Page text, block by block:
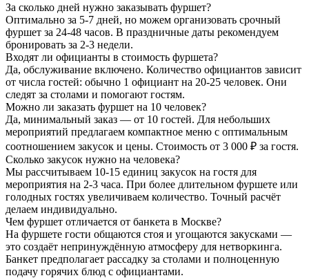
За сколько дней нужно заказывать фуршет?
Оптимально за 5-7 дней, но можем организовать срочный
фуршет за 24-48 часов. В праздничные даты рекомендуем
бронировать за 2-3 недели.
Входят ли официанты в стоимость фуршета?
Да, обслуживание включено. Количество официантов зависит
от числа гостей: обычно 1 официант на 20-25 человек. Они
следят за столами и помогают гостям.
Можно ли заказать фуршет на 10 человек?
Да, минимальный заказ — от 10 гостей. Для небольших
мероприятий предлагаем компактное меню с оптимальным
соотношением закусок и цены. Стоимость от 3 000 ₽ за гостя.
Сколько закусок нужно на человека?
Мы рассчитываем 10-15 единиц закусок на гостя для
мероприятия на 2-3 часа. При более длительном фуршете или
голодных гостях увеличиваем количество. Точный расчёт
делаем индивидуально.
Чем фуршет отличается от банкета в Москве?
На фуршете гости общаются стоя и угощаются закусками —
это создаёт непринуждённую атмосферу для нетворкинга.
Банкет предполагает рассадку за столами и полноценную
подачу горячих блюд с официантами.